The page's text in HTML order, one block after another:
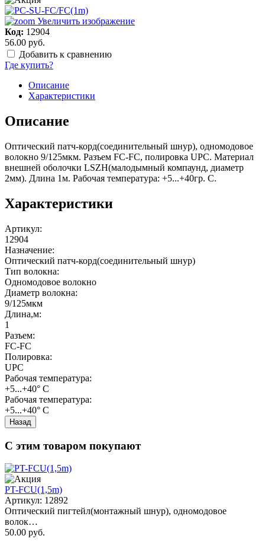
Увеличить изображение
Код: 12904
56.00 руб.
Добавить к сравнению
Где купить?
Описание
Характеристики
Описание
Оптический патч-корд(соединительный шнур), одномодовое
волокно 9/125мкм. Разъем FC-FC, полировка UPC. Материал
внешней оболочки LSZH(малодымный компаунд, диаметр
2мм). Длина 1м. Рабочая температура: +5...+40гр. С.
Характеристики
Артикул:
12904
Назначение:
Оптический патч-корд(соединительный шнур)
Тип волокна:
Одномодовое волокно
Диаметр волокна:
9/125мкм
Длина,м:
1
Разъем:
FC-FC
Полировка:
UPC
Рабочая температура:
+5...+40° С
Рабочая температура:
+5...+40° С
С этим товаром покупают
PT-FCU(1,5m)
Артикул: 12892
Оптический пигтейл(монтажный шнур), одномодовое
волок…
50.00 руб.